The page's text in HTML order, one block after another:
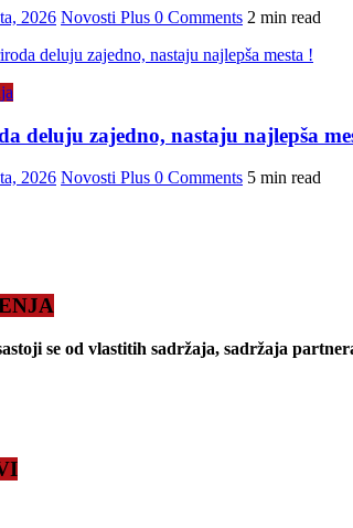
2026 Novosti Plus 0 Comments 2 min read
deluju zajedno, nastaju najlepša
2026 Novosti Plus 0 Comments 5 min read
se od vlastitih sadržaja, sadržaja